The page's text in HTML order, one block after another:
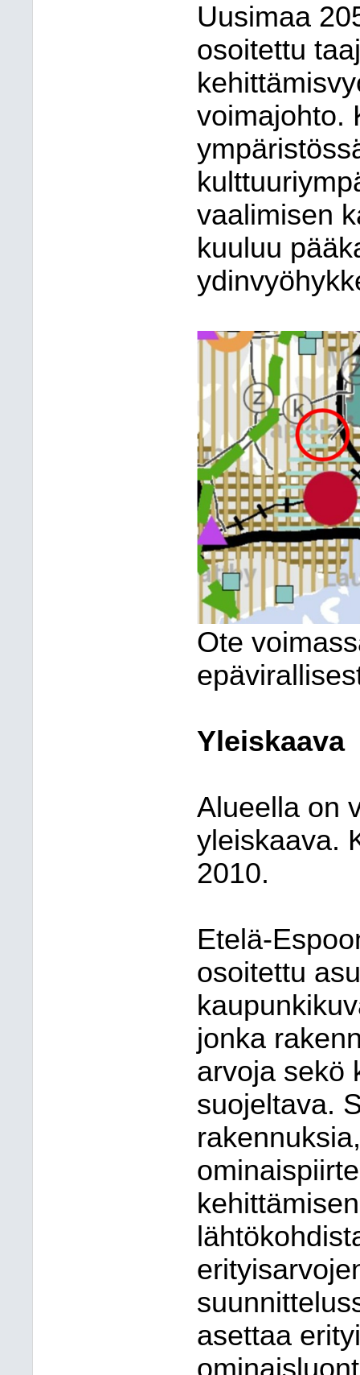
Uusimaa
osoitettu
voimajohto.
vaalimisen
kuuluu
Ote
Yleiskaava
Alueella on
yleiskaava.
2010.
Etelä-
osoitettu
jonka
arvoja sekö
suojeltava.
asettaa